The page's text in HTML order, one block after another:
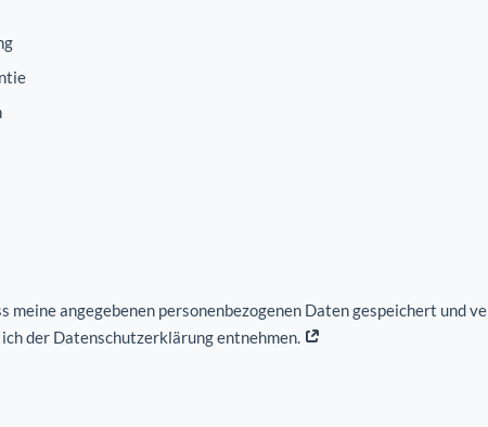
meine angegebenen personenbezogenen Daten gespeichert
der Datenschutzerklärung entnehmen.